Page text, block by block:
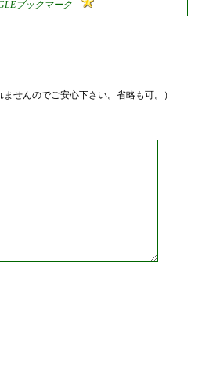
せんのでご安心下さい。省略も可。）